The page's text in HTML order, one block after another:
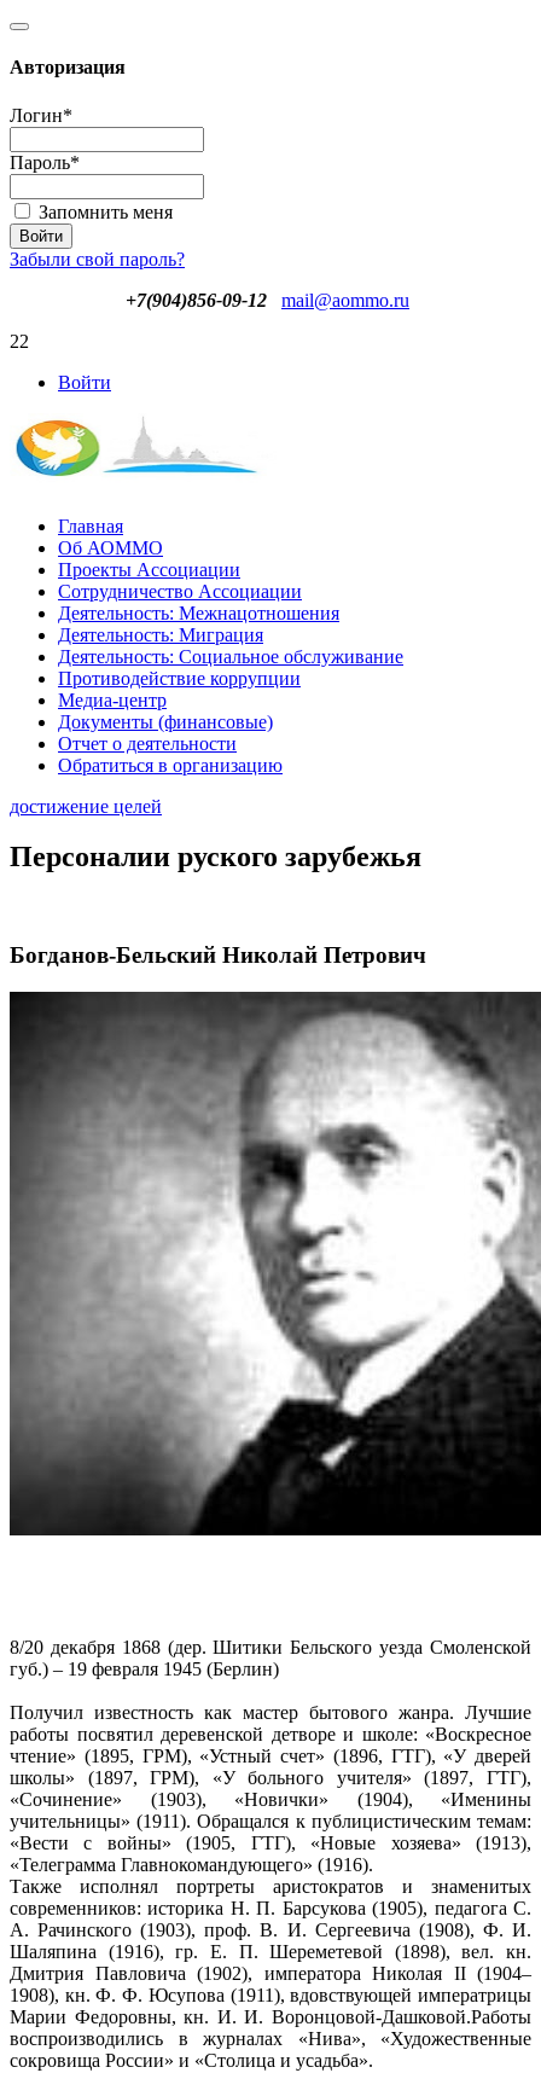
Авторизация
Логин*
Пароль*
Запомнить меня
Забыли свой пароль?
+7(904)856-09-12
mail@aommo.ru
22
Войти
Главная
Об АОММО
Проекты Ассоциации
Сотрудничество Ассоциации
Деятельность: Межнацотношения
Деятельность: Миграция
Деятельность: Социальное обслуживание
Противодействие коррупции
Медиа-центр
Документы (финансовые)
Отчет о деятельности
Обратиться в организацию
достижение целей
Персоналии руского зарубежья
Богданов-Бельский Николай Петрович
8/20 декабря 1868 (дер. Шитики Бельского уезда Смоленской
губ.) – 19 февраля 1945 (Берлин)
Получил известность как мастер бытового жанра. Лучшие
работы посвятил деревенской детворе и школе: «Воскресное
чтение» (1895, ГРМ), «Устный счет» (1896, ГТГ), «У дверей
школы» (1897, ГРМ), «У больного учителя» (1897, ГТГ),
«Сочинение» (1903), «Новички» (1904), «Именины
учительницы» (1911). Обращался к публицистическим темам:
«Вести с войны» (1905, ГТГ), «Новые хозяева» (1913),
«Телеграмма Главнокомандующего» (1916).
Также исполнял портреты аристократов и знаменитых
современников: историка Н. П. Барсукова (1905), педагога С.
А. Рачинского (1903), проф. В. И. Сергеевича (1908), Ф. И.
Шаляпина (1916), гр. Е. П. Шереметевой (1898), вел. кн.
Дмитрия Павловича (1902), императора Николая II (1904–
1908), кн. Ф. Ф. Юсупова (1911), вдовствующей императрицы
Марии Федоровны, кн. И. И. Воронцовой-Дашковой.Работы
воспроизводились в журналах «Нива», «Художественные
сокровища России» и «Столица и усадьба».